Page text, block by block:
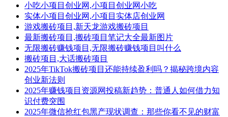
小吃小项目创业网,小项目创业网小吃
实体小项目创业网,小项目实体店创业网
游戏搬砖项目,新天龙游戏搬砖项目
最新搬砖项目,搬砖项目笔记大全最新图片
无限搬砖赚钱项目,无限搬砖赚钱项目叫什么
搬砖项目,大话搬砖项目
2025年TikTok搬砖项目还能持续盈利吗？揭秘跨境内容
创业新法则
2025年赚钱项目资源网投稿新趋势：普通人如何借力知
识付费突围
2025年微信抢红包黑产现状调查：那些你看不见的财富